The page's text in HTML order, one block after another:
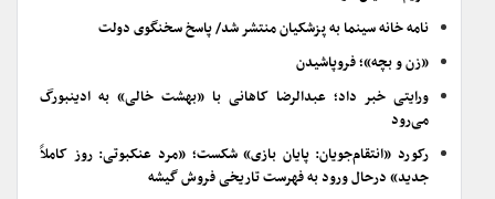
نامه خانه سینما به پزشکیان منتشر شد/ پاسخ سخنگوی دولت
«زن و بچه»؛ فروپاشیدن
ورایتی خبر داد؛ عبدالرضا کاهانی با «بهشت خالی» به ادینبورگ
می‌رود
رکورد «انتقام‌جویان: پایان بازی» شکست؛ «مرد عنکبوتی: روز کاملاً
جدید» درحال ورود به فهرست تاریخی فروش گیشه